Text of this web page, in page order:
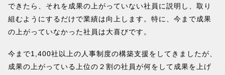
できたら、それを成果の上がっていない社員に説明し、取り
組むようにするだけで業績は向上します。特に、今まで成果
の上がっていなかった社員は大喜びです。
今まで1,400社以上の人事制度の構築支援をしてきましたが、
成果の上がっている上位の２割の社員が何をして成果を上げ